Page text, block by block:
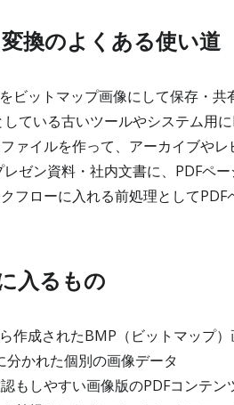
換のよくある使い道
ビットマップ画像にして保存・共
ている古いツールやシステム用
ァイルを作って、アーカイブやレ
ゼン資料・社内文書に、PDFペ
フローに入れる前処理として
入るもの
作成されたBMP（ビットマップ
分かれた個別の画像データ
もしやすい画像版のPDFコンテン